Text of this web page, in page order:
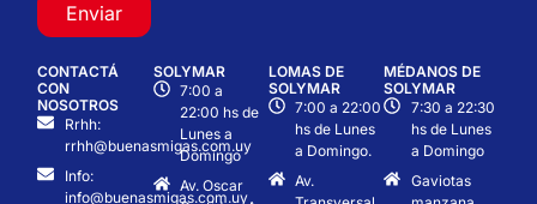
Enviar
CONTACTÁ
CON
NOSOTROS
Rrhh:
rrhh@buenasmigas.com.uy
Info:
info@buenasmigas.com.uy
SOLYMAR
7:00 a
22:00 hs de
Lunes a
Domingo
Av. Oscar
LOMAS DE
SOLYMAR
7:00 a 22:00
hs de Lunes
a Domingo.
Av.
MÉDANOS DE
SOLYMAR
7:30 a 22:30
hs de Lunes
a Domingo
Gaviotas